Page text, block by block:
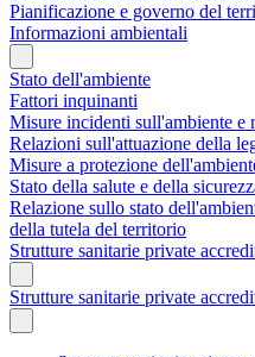
Pianificazione e governo del
Informazioni ambientali
Stato dell'ambiente
Fattori inquinanti
Misure incidenti sull'ambiente e
Relazioni sull'attuazione della
Misure a protezione
Stato della salute e della
Relazione sullo stato
della tutela del territorio
Strutture sanitarie private
Strutture sanitarie private